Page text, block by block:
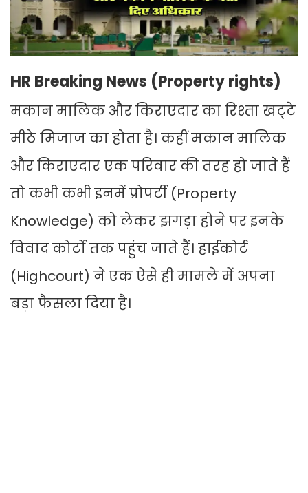
HR Breaking News (Property rights)
मकान मालिक और किराएदार का रिश्ता खट्‌टे
मीठे मिजाज का होता है। कहीं मकान मालिक
और किराएदार एक परिवार की तरह हो जाते हैं
तो कभी कभी इनमें प्रोपर्टी (Property
Knowledge) को लेकर झगड़ा होने पर इनके
विवाद कोर्टों तक पहुंच जाते हैं। हाईकोर्ट
(Highcourt) ने एक ऐसे ही मामले में अपना
बड़ा फैसला दिया है।